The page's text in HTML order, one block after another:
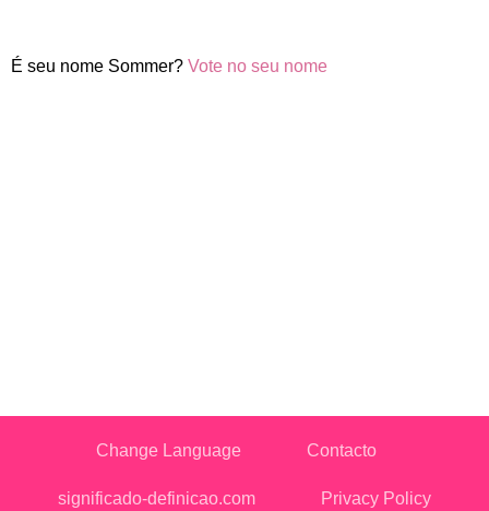
É seu nome Sommer? Vote no seu nome
Change Language Contacto
significado-definicao.com Privacy Policy